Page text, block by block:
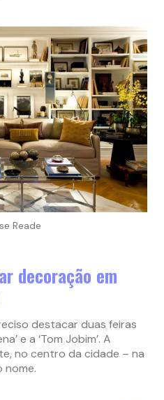
Reade
decoração em
destacar duas feiras
e a ‘Tom Jobim’. A
no centro da cidade – na
nome.